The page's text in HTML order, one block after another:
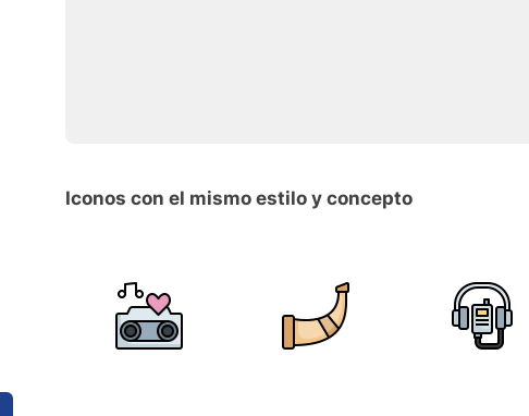
Iconos con el mismo estilo y concepto